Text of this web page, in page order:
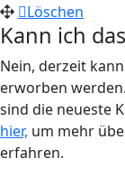
Löschen
Kann ich
Nein, derzeit
erworben
sind die neueste
hier, um mehr
erfahren.